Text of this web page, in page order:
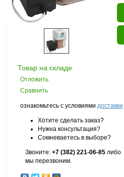
Товар на складе
Отложить
Сравнить
ознакомьтесь с условиями доставки
Хотите сделать заказ?
Нужна консультация?
Сомневаетесь в выборе?
Звоните: +7 (382) 221-06-85 либо
мы перезвоним.